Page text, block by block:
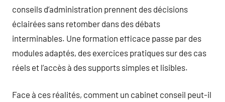
conseils d’administration prennent des décisions
éclairées sans retomber dans des débats
interminables. Une formation efficace passe par des
modules adaptés, des exercices pratiques sur des cas
réels et l’accès à des supports simples et lisibles.
Face à ces réalités, comment un cabinet conseil peut-il